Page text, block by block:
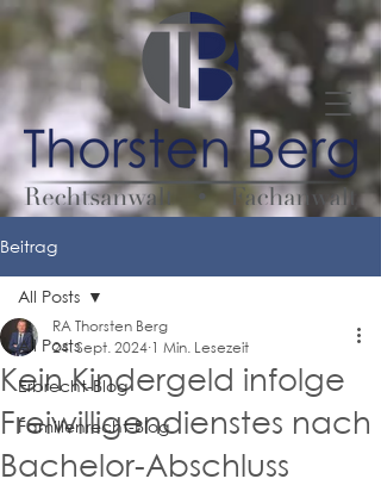
Beitrag
All Posts
Erbrecht-Blog
Familienrecht-Blog
All Posts
Kein Kindergeld infolge
Freiwilligendienstes nach
Bachelor-Abschluss
RA Thorsten Berg
24. Sept. 2024 1 Min. Lesezeit